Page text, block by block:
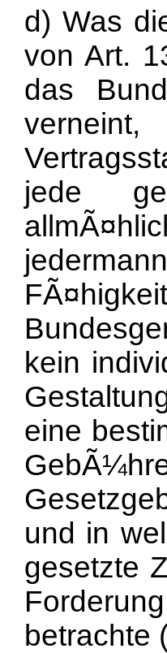
d) Was
von Art.
das
jede
kein
eine
und in
gesetzte
betrachte